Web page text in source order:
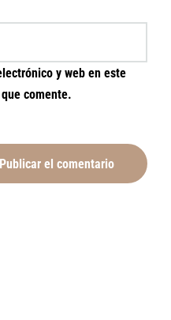
y web en este
comente.